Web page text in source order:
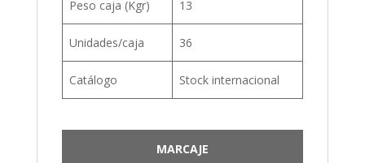
Peso caja (Kgr) 13
Unidades/caja 36
Catálogo Stock internacional
MARCAJE